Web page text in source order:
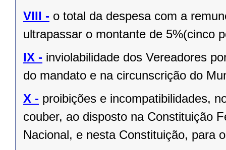
VIII - o total da despesa com a
ultrapassar o montante de 5%(cinco
IX - inviolabilidade dos Vereadores
do mandato e na circunscrição do
X - proibições e incompatibilidades,
couber, ao disposto na Constituição
Nacional, e nesta Constituição, para